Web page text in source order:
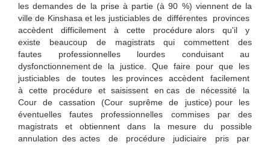
les demandes de la prise à partie (à 90 %) viennent de la
ville de Kinshasa et les justiciables de différentes provinces
accèdent difficilement à cette procédure alors qu'il y
existe beaucoup de magistrats qui commettent des
fautes professionnelles lourdes conduisant au
dysfonctionnement de la justice. Que faire pour que les
justiciables de toutes les provinces accèdent facilement
à cette procédure et saisissent en cas de nécessité la
Cour de cassation (Cour suprême de justice) pour les
éventuelles fautes professionnelles commises par des
magistrats et obtiennent dans la mesure du possible
annulation des actes de procédure judiciaire pris par